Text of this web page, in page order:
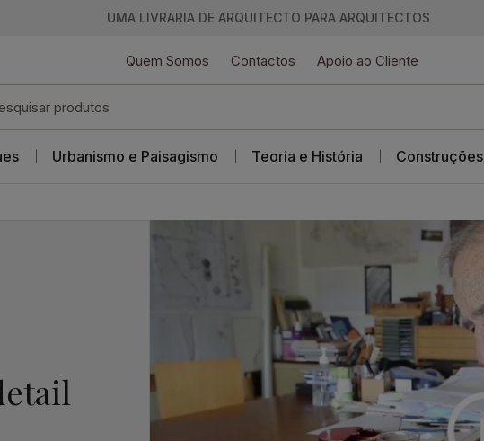
UMA LIVRARIA DE ARQUITECTO PARA ARQUITECTOS
Quem Somos Contactos Apoio ao Cliente
Urbanismo e Paisagismo Teoria e História Construções